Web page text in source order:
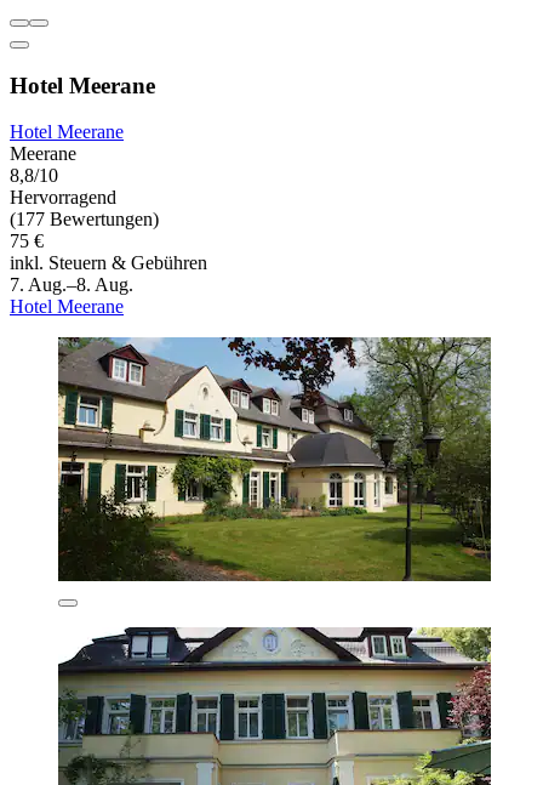
Hotel Meerane
Hotel Meerane
Meerane
8,8/10
Hervorragend
(177 Bewertungen)
75 €
inkl. Steuern & Gebühren
7. Aug.–8. Aug.
Hotel Meerane